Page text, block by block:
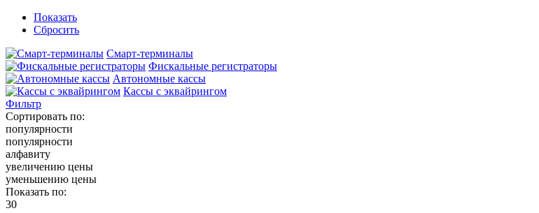
Показать
Сбросить
Смарт-терминалы
Фискальные регистраторы
Автономные кассы
Кассы с эквайрингом
Фильтр
Сортировать по:
популярности
популярности
алфавиту
увеличению цены
уменьшению цены
Показать по:
30